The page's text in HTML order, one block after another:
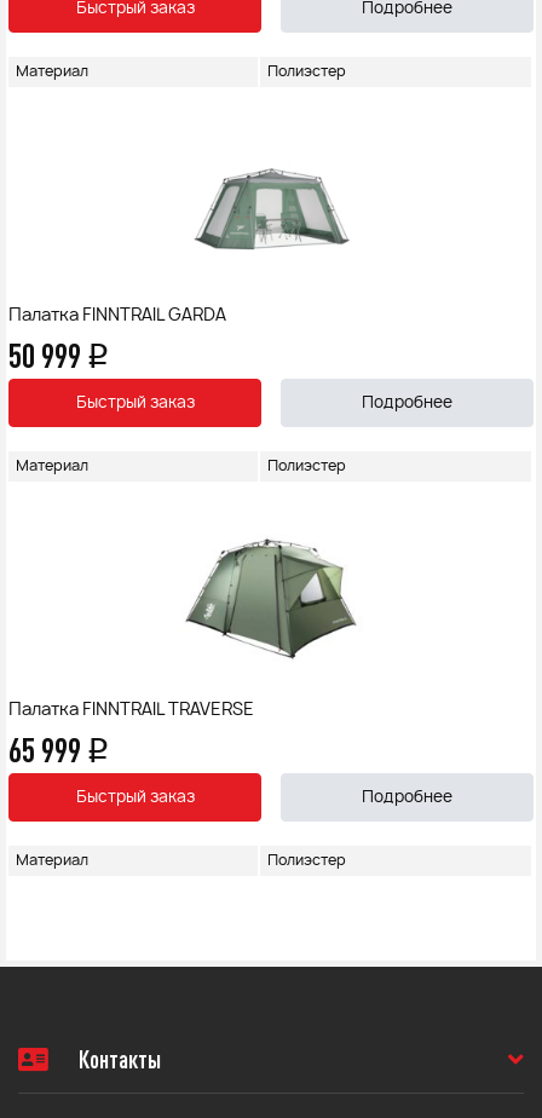
Быстрый заказ Подробнее
Материал Полиэстер
Палатка FINNTRAIL GARDA
50 999 q
Быстрый заказ Подробнее
Материал Полиэстер
Палатка FINNTRAIL TRAVERSE
65 999 q
Быстрый заказ Подробнее
Материал Полиэстер
Контакты